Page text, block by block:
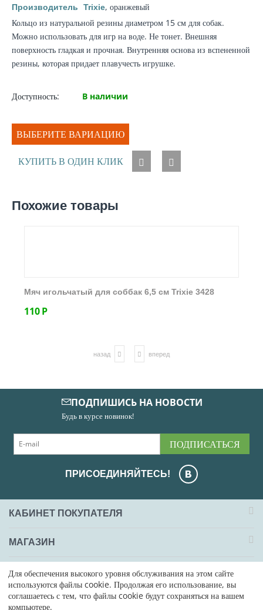
Производитель Trixie, оранжевый
Кольцо из натуральной резины диаметром 15 см для собак.
Можно использовать для игр на воде. Не тонет. Внешняя
поверхность гладкая и прочная. Внутренняя основа из вспененной
резины, которая придает плавучесть игрушке.
Доступность: В наличии
ВЫБЕРИТЕ ВАРИАЦИЮ
КУПИТЬ В ОДИН КЛИК
Похожие товары
Мяч игольчатый для соббак 6,5 см Trixie 3428
110Р
назад вперед
ПОДПИШИСЬ НА НОВОСТИ
Будь в курсе новинок!
ПОДПИСАТЬСЯ
ПРИСОЕДИНЯЙТЕСЬ!
КАБИНЕТ ПОКУПАТЕЛЯ
МАГАЗИН
ОФОРМЛЕНИЕ ЗАКАЗА
КОНТАКТЫ
Для обеспечения высокого уровня обслуживания на этом сайте
используются файлы cookie. Продолжая его использование, вы
соглашаетесь с тем, что файлы cookie будут сохраняться на вашем
компьютере.